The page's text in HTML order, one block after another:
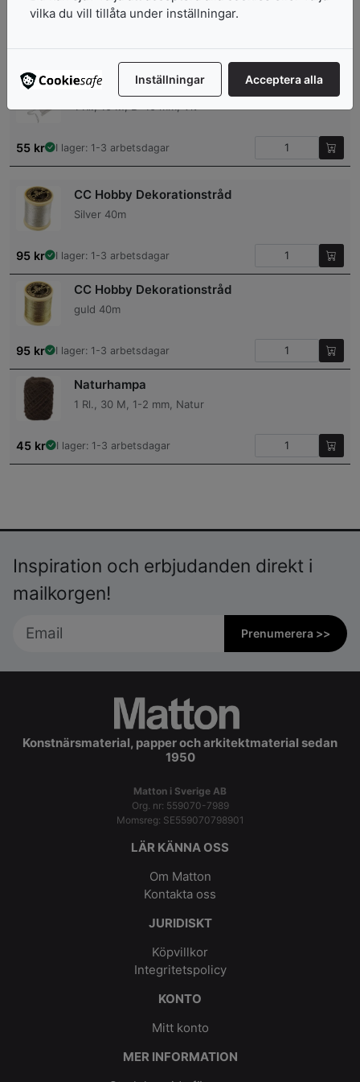
1 Rl., 160 M, 0,31 mm, 100 g, Grön
52kr I lager: 1-3 arbetsdagar
Spetsband
55 kr I lager: 1-3 arbetsdagar
CC Hobby Dekorationstråd
Silver 40m
95 kr I lager: 1-3 arbetsdagar
CC Hobby Dekorationstråd
guld 40m
95 kr I lager: 1-3 arbetsdagar
Naturhampa
1 Rl., 30 M, 1-2 mm, Natur
45 kr I lager: 1-3 arbetsdagar
Inspiration och erbjudanden direkt i
mailkorgen!
Prenumerera >>
Konstnärsmaterial, papper och arkitektmaterial sedan
1950
Matton i Sverige AB
Org. nr: 559070-7989
Momsreg: SE559070798901
LÄR KÄNNA OSS
Om Matton
Kontakta oss
JURIDISKT
Köpvillkor
Integritetspolicy
KONTO
Mitt konto
MER INFORMATION
vilka du vill tillåta under inställningar.
Inställningar Acceptera alla